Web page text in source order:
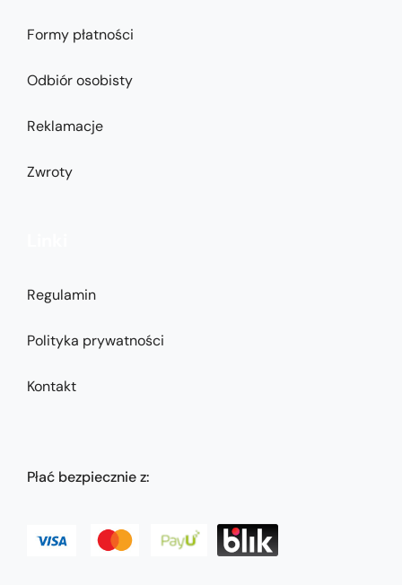
Formy płatności
Odbiór osobisty
Reklamacje
Zwroty
Regulamin
Polityka prywatności
Kontakt
Płać bezpiecznie z: